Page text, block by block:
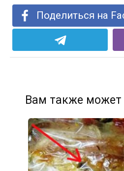
Поделиться на
Вам также может